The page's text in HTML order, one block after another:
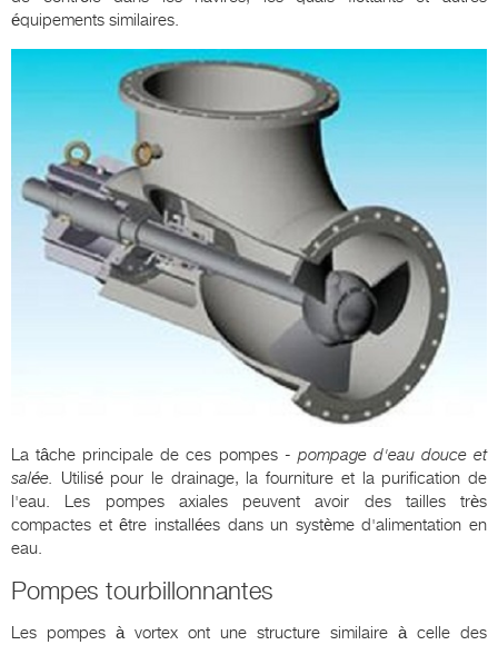
équipements similaires.
La tâche principale de ces pompes - pompage d'eau douce et
salée. Utilisé pour le drainage, la fourniture et la purification de
l'eau. Les pompes axiales peuvent avoir des tailles très
compactes et être installées dans un système d'alimentation en
eau.
Pompes tourbillonnantes
Les pompes à vortex ont une structure similaire à celle des